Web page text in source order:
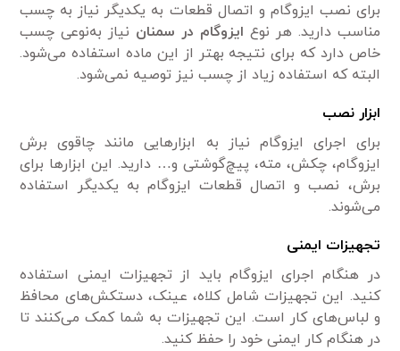
برای نصب ایزوگام و اتصال قطعات به یکدیگر نیاز به چسب
مناسب دارید. هر نوع ایزوگام در سمنان نیاز به‌نوعی چسب
خاص دارد که برای نتیجه بهتر از این ماده استفاده می‌شود.
البته که استفاده زیاد از چسب نیز توصیه نمی‌شود.
ابزار نصب
برای اجرای ایزوگام نیاز به ابزارهایی مانند چاقوی برش
ایزوگام، چکش، مته، پیچ‌گوشتی و… دارید. این ابزارها برای
برش، نصب و اتصال قطعات ایزوگام به یکدیگر استفاده
می‌شوند.
تجهیزات ایمنی
در هنگام اجرای ایزوگام باید از تجهیزات ایمنی استفاده
کنید. این تجهیزات شامل کلاه، عینک، دستکش‌های محافظ
و لباس‌های کار است. این تجهیزات به شما کمک می‌کنند تا
در هنگام کار ایمنی خود را حفظ کنید.